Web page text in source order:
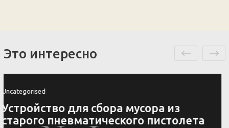
Это интересно
Uncategorised
Ключница своими руками 4
оригинальных идеи